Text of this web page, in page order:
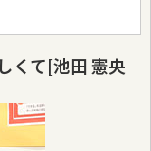
くて[池田 憲央